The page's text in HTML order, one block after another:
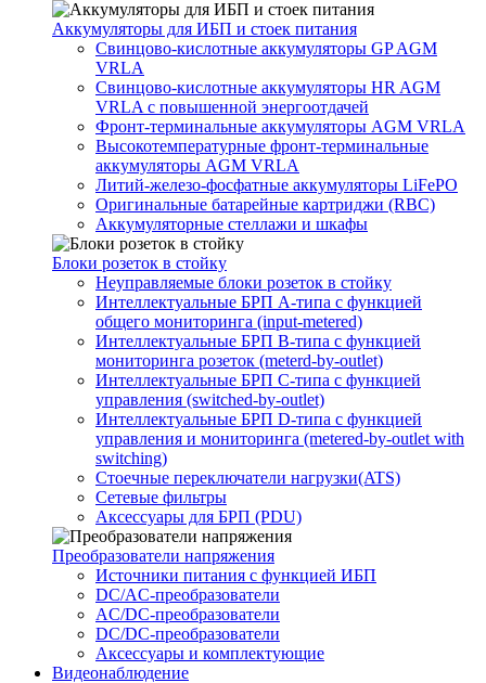
Аккумуляторы для ИБП и стоек питания
Свинцово-кислотные аккумуляторы GP AGM
VRLA
Свинцово-кислотные аккумуляторы HR AGM
VRLA с повышенной энергоотдачей
Фронт-терминальные аккумуляторы AGM VRLA
Высокотемпературные фронт-терминальные
аккумуляторы AGM VRLA
Литий-железо-фосфатные аккумуляторы LiFePO
Оригинальные батарейные картриджи (RBC)
Аккумуляторные стеллажи и шкафы
Блоки розеток в стойку
Неуправляемые блоки розеток в стойку
Интеллектуальные БРП А-типа с функцией
общего мониторинга (input-metered)
Интеллектуальные БРП B-типа с функцией
мониторинга розеток (meterd-by-outlet)
Интеллектуальные БРП C-типа с функцией
управления (switched-by-outlet)
Интеллектуальные БРП D-типа с функцией
управления и мониторинга (metered-by-outlet with
switching)
Стоечные переключатели нагрузки(ATS)
Сетевые фильтры
Аксессуары для БРП (PDU)
Преобразователи напряжения
Источники питания c функцией ИБП
DC/AC-преобразователи
AC/DC-преобразователи
DC/DC-преобразователи
Аксессуары и комплектующие
Видеонаблюдение